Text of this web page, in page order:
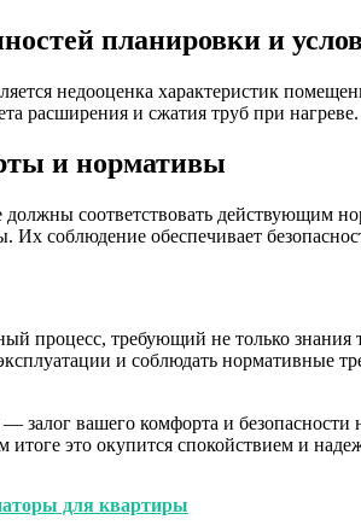
планировки и
недооценка характеристик
расширения и сжатия труб при нагреве.
и нормативы
должны соответствовать
соблюдение обеспечивает
процесс, требующий не только
и соблюдать нормативные
вашего комфорта и безопасности
это окупится спокойствием и
для квартиры